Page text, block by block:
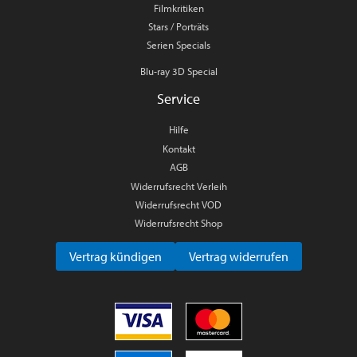
Filmkritiken
Stars / Porträts
Serien Specials
Blu-ray 3D Special
Service
Hilfe
Kontakt
AGB
Widerrufsrecht Verleih
Widerrufsrecht VOD
Widerrufsrecht Shop
Vertrag kündigen Vertrag widerrufen